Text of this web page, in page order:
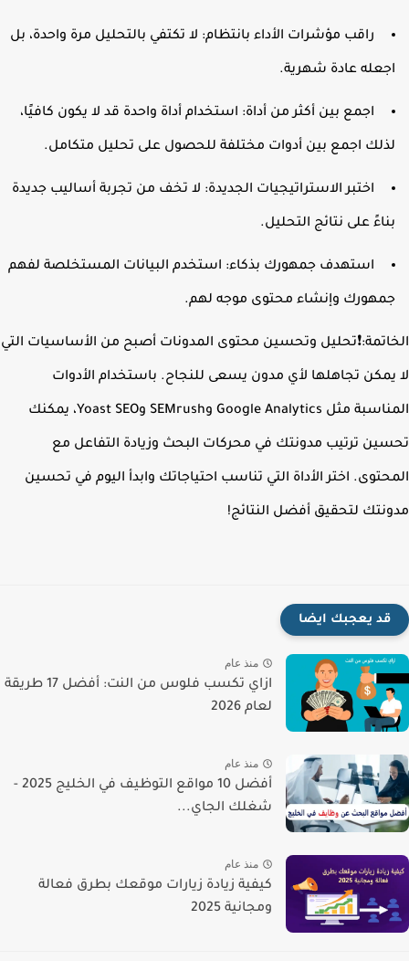
راقب مؤشرات الأداء بانتظام: لا تكتفي بالتحليل مرة واحدة، بل
عادة شهرية.
اجمع بين أكثر من أداة: استخدام أداة واحدة قد لا يكون كافيًا،
اجمع بين أدوات مختلفة للحصول على تحليل متكامل.
اختبر الاستراتيجيات الجديدة: لا تخف من تجربة أساليب جديدة
على نتائج التحليل.
استهدف جمهورك بذكاء: استخدم البيانات المستخلصة لفهم
وإنشاء محتوى موجه لهم.
وتحسين محتوى المدونات أصبح من الأساسيات التي
تجاهلها لأي مدون يسعى للنجاح. باستخدام الأدوات
المناسبة مثل Google Analytics وSEMrush وYoast SEO، يمكنك
ترتيب مدونتك في محركات البحث وزيادة التفاعل مع
اختر الأداة التي تناسب احتياجاتك وابدأ اليوم في تحسين
لتحقيق أفضل النتائج!
قد يعجبك ايضا
منذ عام
ازاي تكسب فلوس من النت: أفضل 17 طريقة
لعام 2026
منذ عام
أفضل 10 مواقع التوظيف في الخليج 2025 -
شغلك الجاي...
منذ عام
كيفية زيادة زيارات موقعك بطرق فعالة
ومجانية 2025